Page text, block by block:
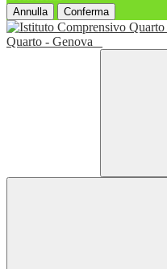
Annulla Conferma
Quarto - Genova